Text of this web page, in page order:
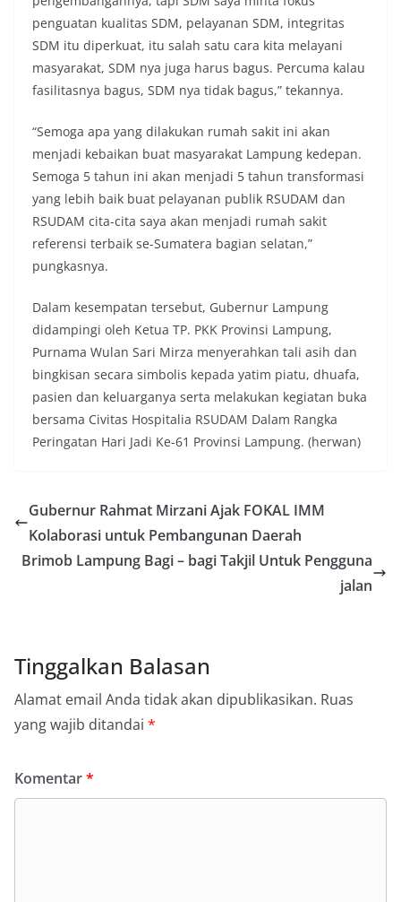
penguatan kualitas SDM, pelayanan SDM, integritas
SDM itu diperkuat, itu salah satu cara kita melayani
masyarakat, SDM nya juga harus bagus. Percuma kalau
fasilitasnya bagus, SDM nya tidak bagus,” tekannya.
“Semoga apa yang dilakukan rumah sakit ini akan
menjadi kebaikan buat masyarakat Lampung kedepan.
Semoga 5 tahun ini akan menjadi 5 tahun transformasi
yang lebih baik buat pelayanan publik RSUDAM dan
RSUDAM cita-cita saya akan menjadi rumah sakit
referensi terbaik se-Sumatera bagian selatan,”
pungkasnya.
Dalam kesempatan tersebut, Gubernur Lampung
didampingi oleh Ketua TP. PKK Provinsi Lampung,
Purnama Wulan Sari Mirza menyerahkan tali asih dan
bingkisan secara simbolis kepada yatim piatu, dhuafa,
pasien dan keluarganya serta melakukan kegiatan buka
bersama Civitas Hospitalia RSUDAM Dalam Rangka
Peringatan Hari Jadi Ke-61 Provinsi Lampung. (herwan)
Gubernur Rahmat Mirzani Ajak FOKAL IMM
Kolaborasi untuk Pembangunan Daerah
Brimob Lampung Bagi – bagi Takjil Untuk Pengguna
jalan
Tinggalkan Balasan
Alamat email Anda tidak akan dipublikasikan. Ruas
yang wajib ditandai *
Komentar*